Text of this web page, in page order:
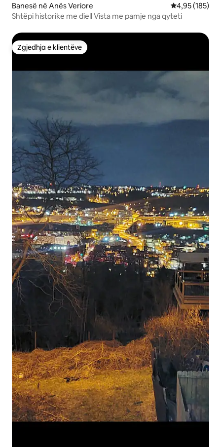
Banesë në Anës Veriore Vlerësimi
4,95 (185)
Shtëpi historike me diell Vista me pamje nga qyteti
Zgjedhja e klientëve
Zgjedhja e klientëve